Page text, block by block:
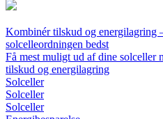
Kombinér tilskud og energilagring
solcelleordningen bedst
Få mest muligt ud af dine solceller
tilskud og energilagring
Solceller
Solceller
Solceller